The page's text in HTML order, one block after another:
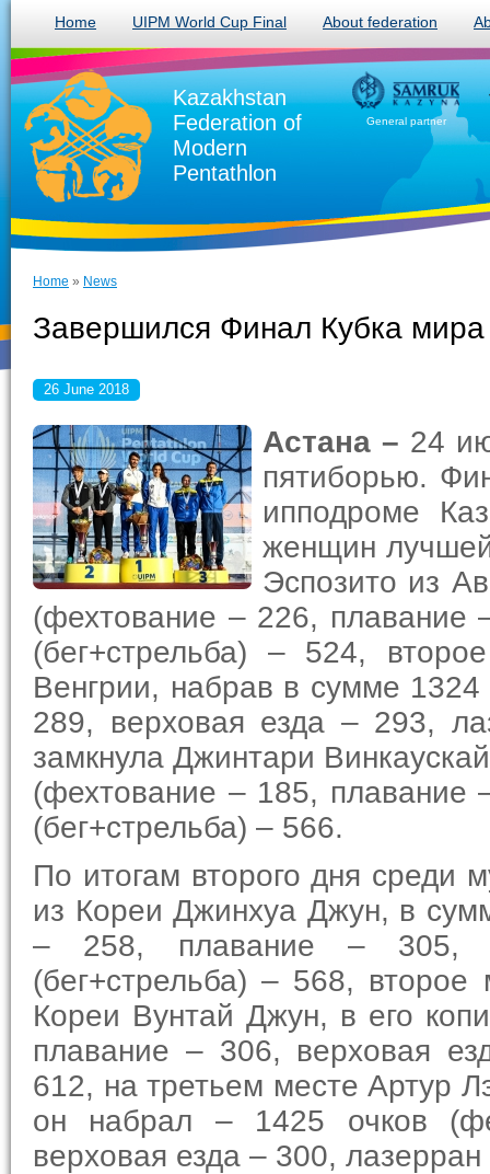
Home UIPM World Cup Final About federation
Kazakhstan
Federation of
Modern
Pentathlon
General partner
Home » News
Завершился Финал Кубка
26 June 2018
Астана – 24
пятиборью.
ипподроме
женщин
Эспозито из
(фехтование – 226, плавание
(бег+стрельба) – 524,
Венгрии, набрав в сумме
289, верховая езда – 293,
замкнула Джинтари
(фехтование – 185, плавание
(бег+стрельба) – 566.
По итогам второго дня среди
из Кореи Джинхуа Джун, в
– 258, плавание – 305,
(бег+стрельба) – 568,
Кореи Вунтай Джун, в его
плавание – 306, верховая
612, на третьем месте Артур
он набрал – 1425 очков
верховая езда – 300,